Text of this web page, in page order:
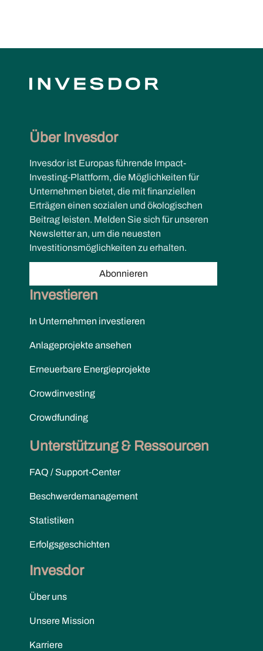
Über Invesdor
Invesdor ist Europas führende Impact-
Investing-Plattform, die Möglichkeiten für
Unternehmen bietet, die mit finanziellen
Erträgen einen sozialen und ökologischen
Beitrag leisten. Melden Sie sich für unseren
Newsletter an, um die neuesten
Investitionsmöglichkeiten zu erhalten.
Abonnieren
Investieren
In Unternehmen investieren
Anlageprojekte ansehen
Erneuerbare Energieprojekte
Crowdinvesting
Crowdfunding
Unterstützung & Ressourcen
FAQ / Support-Center
Beschwerdemanagement
Statistiken
Erfolgsgeschichten
Invesdor
Über uns
Unsere Mission
Karriere